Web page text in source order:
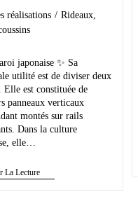
réalisations / Rideaux,
japonaise ✨ Sa
utilité est de diviser deux
Elle est constituée de
panneaux verticaux
montés sur rails
Dans la culture
elle…
La Lecture